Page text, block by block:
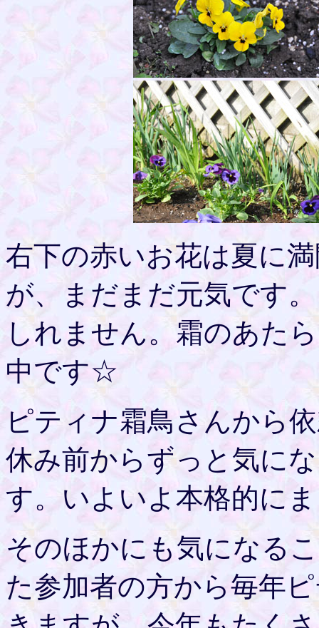
右下の赤いお花は夏に
が、まだまだ元気です
しれません。霜のあた
中です☆
ピティナ霜鳥さんから
休み前からずっと気に
す。いよいよ本格的に
そのほかにも気になる
た参加者の方から毎年